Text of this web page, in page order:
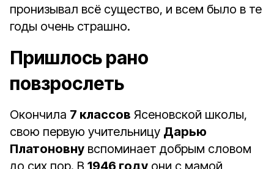
пронизывал всё существо, и всем было в те
годы очень страшно.
Пришлось рано
повзрослеть
Окончила 7 классов Ясеновской школы,
свою первую учительницу Дарью
Платоновну вспоминает добрым словом
до сих пор. В 1946 году они с мамой